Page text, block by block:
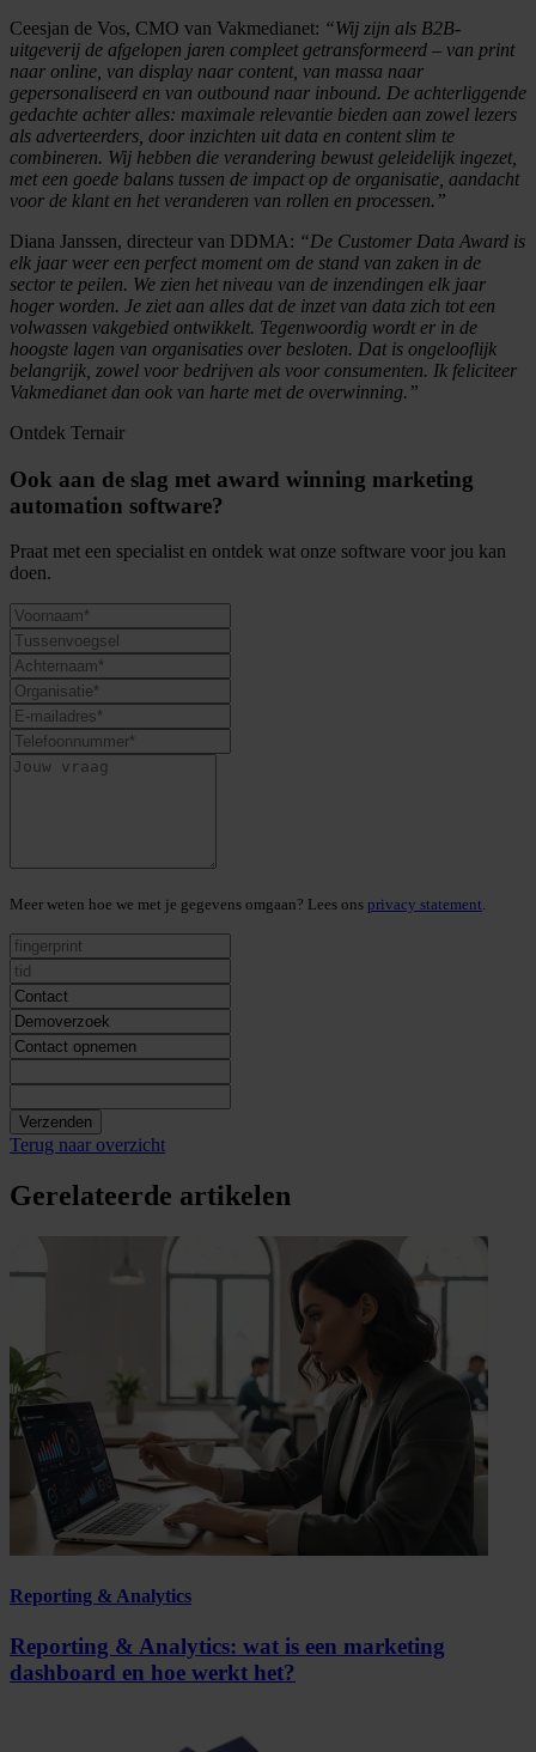
Ceesjan de Vos, CMO van Vakmedianet: “Wij zijn als B2B-
uitgeverij de afgelopen jaren compleet getransformeerd – van print
naar online, van display naar content, van massa naar
gepersonaliseerd en van outbound naar inbound. De achterliggende
gedachte achter alles: maximale relevantie bieden aan zowel lezers
als adverteerders, door inzichten uit data en content slim te
combineren. Wij hebben die verandering bewust geleidelijk ingezet,
met een goede balans tussen de impact op de organisatie, aandacht
voor de klant en het veranderen van rollen en processen.”
Diana Janssen, directeur van DDMA: “De Customer Data Award is
elk jaar weer een perfect moment om de stand van zaken in de
sector te peilen. We zien het niveau van de inzendingen elk jaar
hoger worden. Je ziet aan alles dat de inzet van data zich tot een
volwassen vakgebied ontwikkelt. Tegenwoordig wordt er in de
hoogste lagen van organisaties over besloten. Dat is ongelooflijk
belangrijk, zowel voor bedrijven als voor consumenten. Ik feliciteer
Vakmedianet dan ook van harte met de overwinning.”
Ontdek Ternair
Ook aan de slag met award winning marketing
automation software?
Praat met een specialist en ontdek wat onze software voor jou kan
doen.
Meer weten hoe we met je gegevens omgaan? Lees ons privacy statement.
Verzenden
Terug naar overzicht
Gerelateerde artikelen
Reporting & Analytics
Reporting & Analytics: wat is een marketing
dashboard en hoe werkt het?